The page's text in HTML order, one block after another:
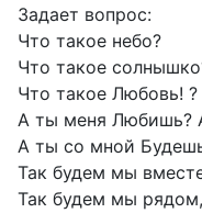
Задает вопрос:
Что такое небо?
Что такое
Что такое Любовь! ?
А ты меня Любишь?
А ты со мной
Так будем мы
Так будем мы рядом,